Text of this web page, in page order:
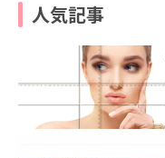
人気記事